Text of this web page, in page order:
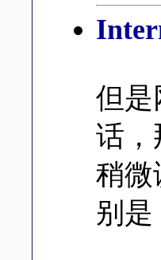
但是
话，
稍微
别是